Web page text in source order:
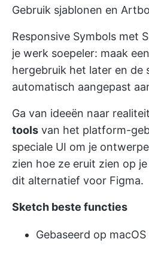
Gebruik sjablonen en
Responsive Symbols met
je werk soepeler: maak
hergebruik het later en de
automatisch aangepast
Ga van ideeën naar
tools van het platform-
speciale UI om je
zien hoe ze eruit zien op
dit alternatief voor Figma.
Sketch beste functies
Gebaseerd op macOS